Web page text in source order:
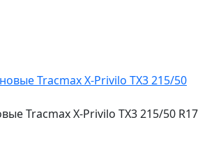
Tracmax X-Privilo TX3 215/50 R17